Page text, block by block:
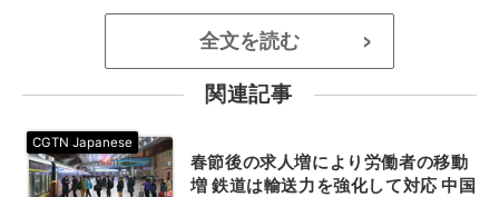
全文を読む >
関連記事
春節後の求人増により労働者の移動
増 鉄道は輸送力を強化して対応 中国